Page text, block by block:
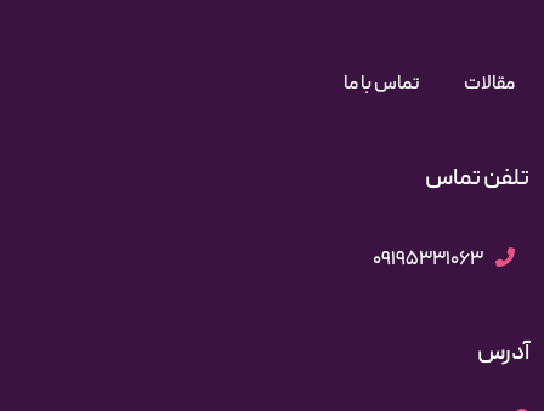
مقالات تماس با ما
تلفن تماس
09195331063
آدرس